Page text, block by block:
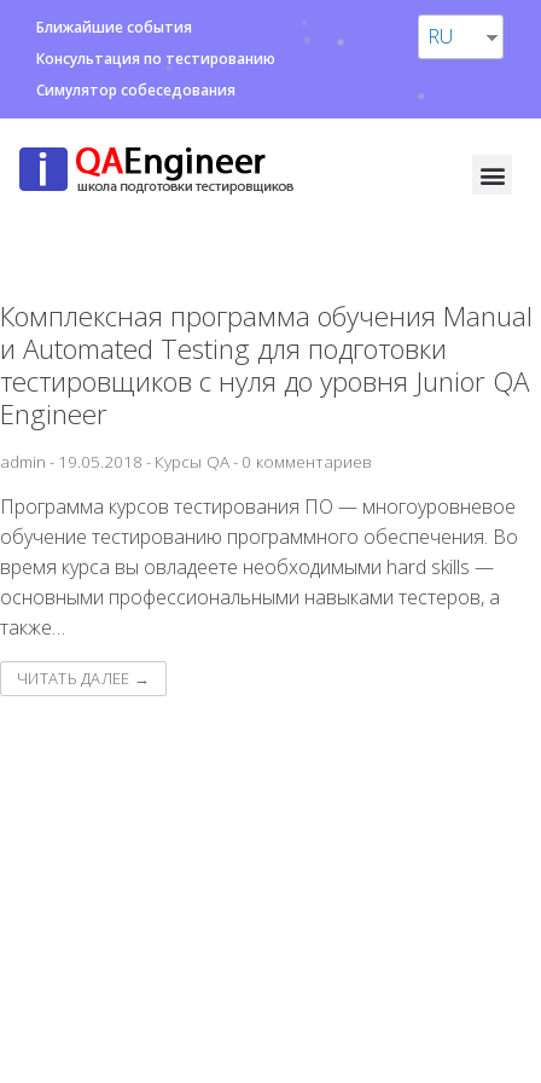
Ближайшие события
Консультация по тестированию
Симулятор собеседования
RU
Комплексная программа обучения Manual
и Automated Testing для подготовки
тестировщиков с нуля до уровня Junior QA
Engineer
admin - 19.05.2018 - Курсы QA- 0 комментариев
Программа курсов тестирования ПО — многоуровневое
обучение тестированию программного обеспечения. Во
время курса вы овладеете необходимыми hard skills —
основными профессиональными навыками тестеров, а
также…
ЧИТАТЬ ДАЛЕЕ →